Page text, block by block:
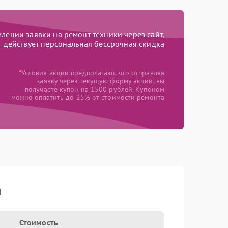
заявки на ремонт техники через сайт,
действует персональная бессрочная скидка
*Условия акции предполагают, что отправляя
заявку через текущую форму акции, вы
получаете купон на 1500 рублей. Купоном
можно оплатить до 25% от стоимости ремонта
Стоимость